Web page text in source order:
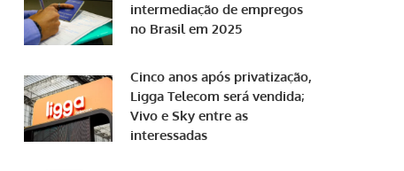
intermediação de empregos
no Brasil em 2025
Cinco anos após privatização,
Ligga Telecom será vendida;
Vivo e Sky entre as
interessadas